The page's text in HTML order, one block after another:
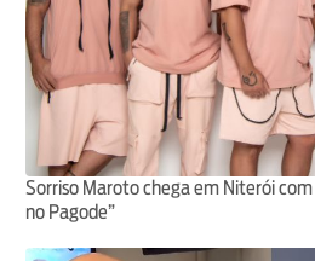
Sorriso Maroto chega em Niterói com
no Pagode”